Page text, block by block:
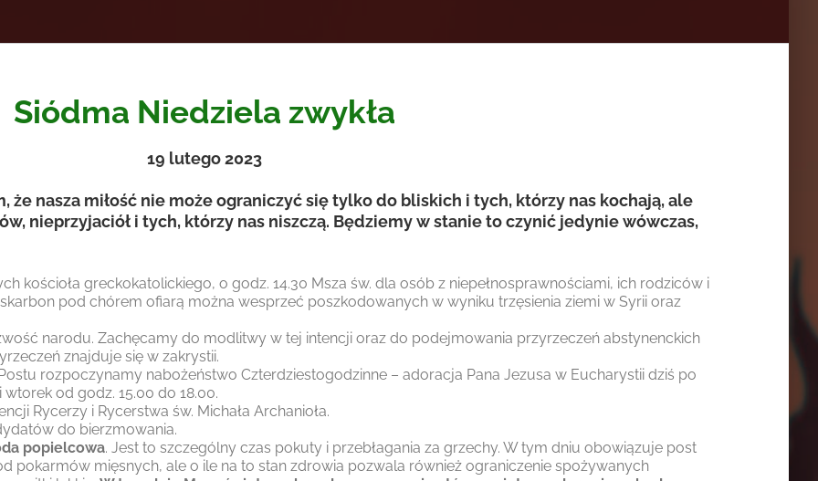
Siódma Niedziela zwykła
19 lutego 2023
że nasza miłość nie może ograniczyć się tylko do bliskich i tych, którzy nas kochają, ale
nieprzyjaciół i tych, którzy nas niszczą. Będziemy w stanie to czynić jedynie wówczas,
kościoła greckokatolickiego, o godz. 14.30 Msza św. dla osób z niepełnosprawnościami, ich rodziców i
pod chórem ofiarą można wesprzeć poszkodowanych w wyniku trzęsienia ziemi w Syrii oraz
narodu. Zachęcamy do modlitwy w tej intencji oraz do podejmowania przyrzeczeń abstynenckich
znajduje się w zakrystii.
rozpoczynamy nabożeństwo Czterdziestogodzinne – adoracja Pana Jezusa w Eucharystii dziś po
wtorek od godz. 15.00 do 18.00.
Rycerzy i Rycerstwa św. Michała Archanioła.
do bierzmowania.
popielcowa. Jest to szczególny czas pokuty i przebłagania za grzechy. W tym dniu obowiązuje post
pokarmów mięsnych, ale o ile na to stan zdrowia pozwala również ograniczenie spożywanych